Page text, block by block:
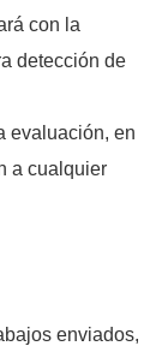
con la
detección de
evaluación, en
a cualquier
enviados,